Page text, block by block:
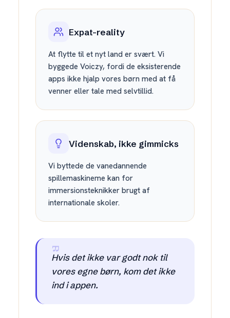
Expat-reality
At flytte til et nyt land er svært. Vi
byggede Voiczy, fordi de eksisterende
apps ikke hjalp vores børn med at få
venner eller tale med selvtillid.
Videnskab, ikke gimmicks
Vi byttede de vanedannende
spillemaskineme kan for
immersionsteknikker brugt af
internationale skoler.
Hvis det ikke var godt nok til
vores egne børn, kom det ikke
ind i appen.